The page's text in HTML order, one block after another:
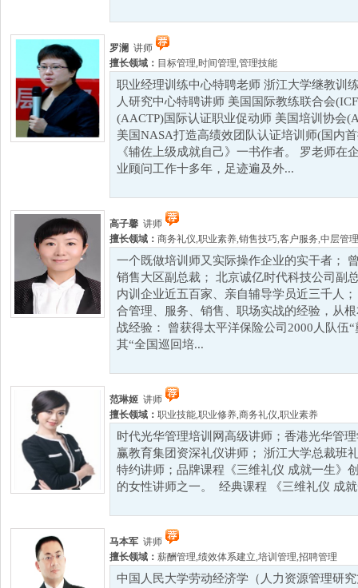
罗澜 讲师
擅长领域： 目标管理,时间管理,管理技能
职业经理训练中心特聘老师 浙江大学继教训
人研究中心特聘讲师 美国国际教练联合会
(AACTP)国际认证职业促动师 美国培训协会
美国NASA打造高绩效团队认证培训师(国内
《辅佐上级成就自己》一书作者。 罗老师在
业顾问工作十多年，足迹遍及外...
高子馨 讲师
擅长领域： 商务礼仪,职业素养,销售技巧,客户服务,中层管理
一个既做培训师又实际操作企业的实干者；
销售大区副总裁； 北京诚亿时代科技公司副
内训企业近五百家、亲自辅导学员近三千人
合管理、服务、销售、职场实战的经验，从
战经验： 曾获得太平洋保险公司2000人队伍
其“全国巡回培...
范琳姬 讲师
擅长领域： 职业技能,职业修养,商务礼仪,职业素养
时代光华管理培训网高级讲师；香港光华管
赢教育集团资深礼仪讲师； 浙江大学总裁班
特约讲师；品牌课程《三维礼仪 成就一生》
的女性讲师之一。 经典课程 《三维礼仪 成
马本军 讲师
擅长领域： 薪酬管理,绩效体系建立,培训管理,招聘管理
中国人民大学劳动经济学（人力资源管理研